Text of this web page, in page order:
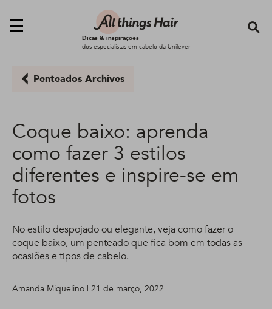
Dicas & inspirações
dos especialistas em cabelo da Unilever
Penteados Archives
Coque baixo: aprenda
como fazer 3 estilos
diferentes e inspire-se em
fotos
No estilo despojado ou elegante, veja como fazer o
coque baixo, um penteado que fica bom em todas as
ocasiões e tipos de cabelo.
Amanda Miquelino | 21 de março, 2022